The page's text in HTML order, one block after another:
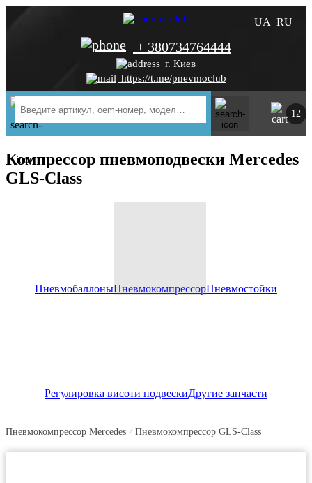
UA RU
+ 380734764444
г. Киев
https://t.me/pnevmoclub
12
Компрессор пневмоподвески Mercedes
GLS-Class
ПневмобаллоныПневмокомпрессорПневмостойки
Регулировка висоти подвескиДругие запчасти
Пневмокомпрессор Mercedes / Пневмокомпрессор GLS-Class